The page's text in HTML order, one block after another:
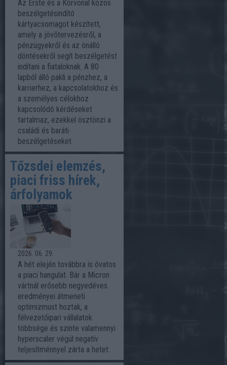
Az Erste és a Körvonal közös
beszélgetésindító
kártyacsomagot készített,
amely a jövőtervezésről, a
pénzügyekről és az önálló
döntésekről segít beszélgetést
indítani a fiataloknak. A 80
lapból álló pakli a pénzhez, a
karrierhez, a kapcsolatokhoz és
a személyes célokhoz
kapcsolódó kérdéseket
tartalmaz, ezekkel ösztönzi a
családi és baráti
beszélgetéseket.
Tőzsdei elemzés,
piaci friss hírek,
árfolyamok
2026. 06. 29.
A hét elején továbbra is óvatos
a piaci hangulat. Bár a Micron
vártnál erősebb negyedéves
eredményei átmeneti
optimizmust hoztak, a
félvezetőipari vállalatok
többsége és szinte valamennyi
hyperscaler végül negatív
teljesítménnyel zárta a hetet.